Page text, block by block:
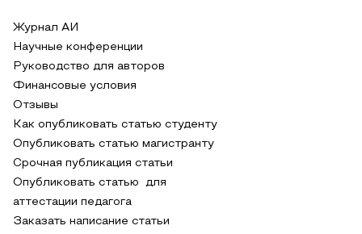
Журнал АИ
Научные конференции
Руководство для авторов
Финансовые условия
Отзывы
Как опубликовать статью студенту
Опубликовать статью магистранту
Срочная публикация статьи
Опубликовать статью для
аттестации педагога
Заказать написание статьи